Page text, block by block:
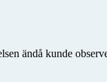
ändå kunde